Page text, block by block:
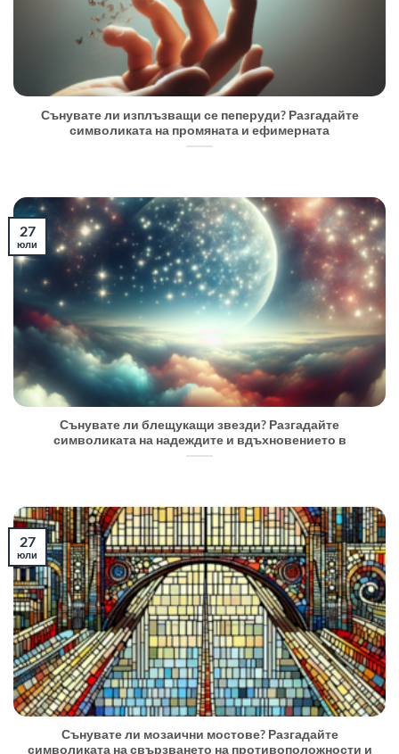
Сънувате ли изплъзващи се пеперуди? Разгадайте
символиката на промяната и ефимерната
Сънувате ли блещукащи звезди? Разгадайте
символиката на надеждите и вдъхновението в
27
юли
Сънувате ли мозаични мостове? Разгадайте
символиката на свързването на противоположности и
27
юли